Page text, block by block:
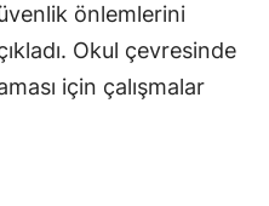
önlemlerini
Okul çevresinde
için çalışmalar